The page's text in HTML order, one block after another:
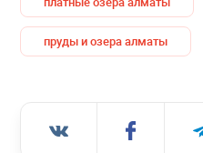
пруды и озера алматы